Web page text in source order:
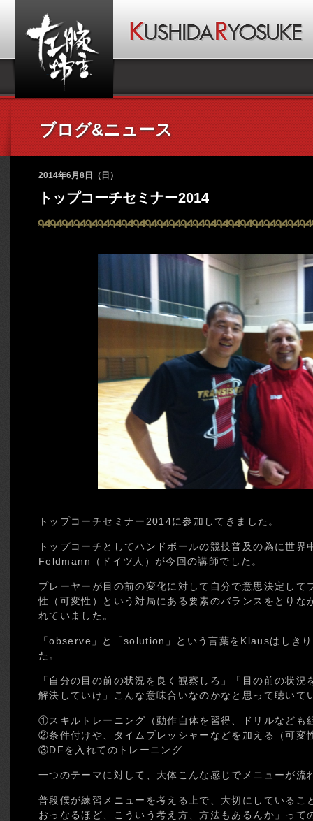
ブログ&ニュース
2014年6月8日（日）
トップコーチセミナー2014
トップコーチセミナー2014に参加してきました。
トップコーチとしてハンドボールの競技普及の為に世
Feldmann（ドイツ人）が今回の講師でした。
プレーヤーが目の前の変化に対して自分で意思決定して
性（可変性）という対局にある要素のバランスをとりな
れていました。
「observe」と「solution」という言葉をKlausはしき
た。
「自分の目の前の状況を良く観察しろ」「目の前の状
解決していけ」こんな意味合いなのかなと思って聴いて
①スキルトレーニング（動作自体を習得、ドリルなども
②条件付けや、タイムプレッシャーなどを加える（可変
③DFを入れてのトレーニング
一つのテーマに対して、大体こんな感じでメニューが流
普段僕が練習メニューを考える上で、大切にしているこ
おっなるほど、こういう考え方、方法もあるんか」って